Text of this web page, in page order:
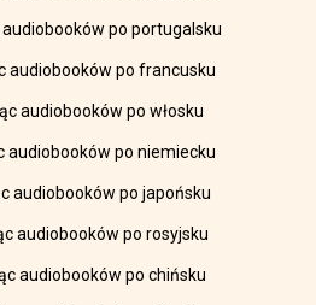
audiobooków po portugalsku
audiobooków po francusku
audiobooków po włosku
audiobooków po niemiecku
audiobooków po japońsku
audiobooków po rosyjsku
audiobooków po chińsku